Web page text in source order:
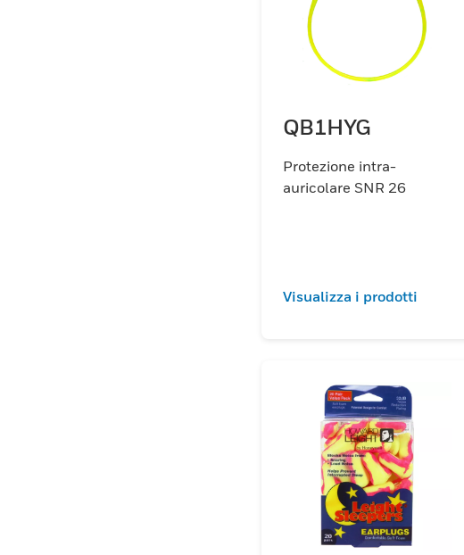
QB1HYG
Protezione intra-
auricolare SNR 26
Visualizza i prodotti